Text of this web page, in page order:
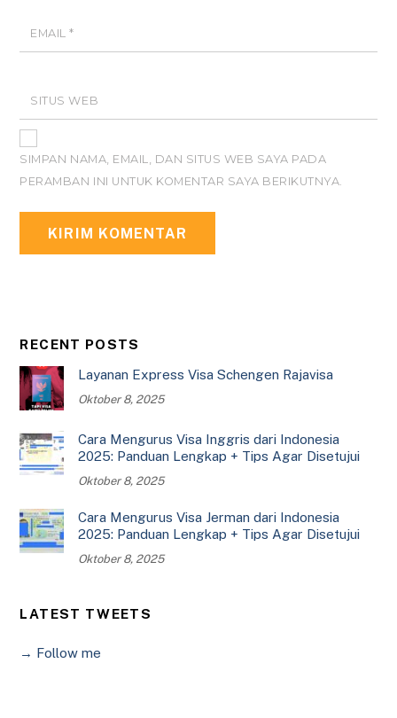
EMAIL*
SITUS WEB
SIMPAN NAMA, EMAIL, DAN SITUS WEB SAYA PADA
PERAMBAN INI UNTUK KOMENTAR SAYA BERIKUTNYA.
RECENT POSTS
Layanan Express Visa Schengen Rajavisa
Oktober 8, 2025
Cara Mengurus Visa Inggris dari Indonesia
2025: Panduan Lengkap + Tips Agar Disetujui
Oktober 8, 2025
Cara Mengurus Visa Jerman dari Indonesia
2025: Panduan Lengkap + Tips Agar Disetujui
Oktober 8, 2025
LATEST TWEETS
→ Follow me